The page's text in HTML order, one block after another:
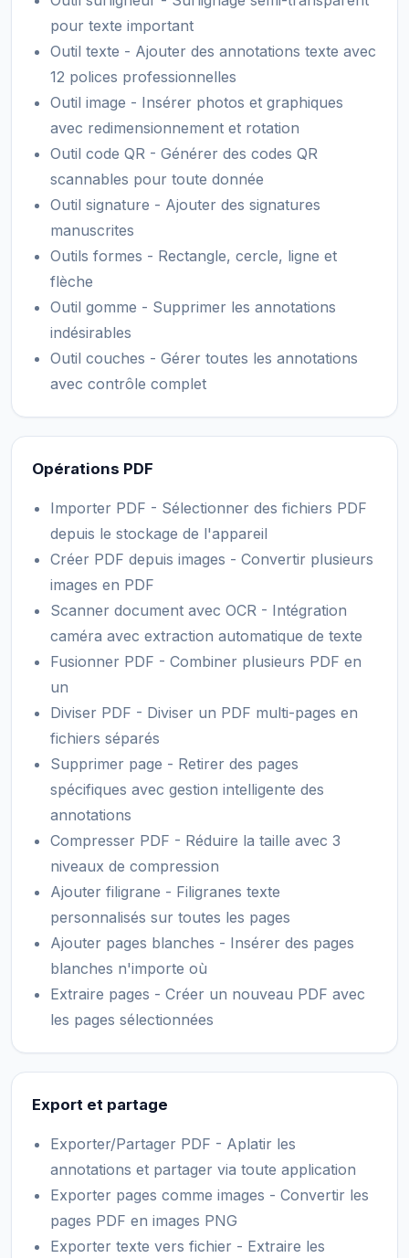
pour texte important
Outil texte - Ajouter des annotations texte avec
12 polices professionnelles
Outil image - Insérer photos et graphiques
avec redimensionnement et rotation
Outil code QR - Générer des codes QR
scannables pour toute donnée
Outil signature - Ajouter des signatures
manuscrites
Outils formes - Rectangle, cercle, ligne et
flèche
Outil gomme - Supprimer les annotations
indésirables
Outil couches - Gérer toutes les annotations
avec contrôle complet
Opérations PDF
Importer PDF - Sélectionner des fichiers PDF
depuis le stockage de l'appareil
Créer PDF depuis images - Convertir plusieurs
images en PDF
Scanner document avec OCR - Intégration
caméra avec extraction automatique de texte
Fusionner PDF - Combiner plusieurs PDF en
un
Diviser PDF - Diviser un PDF multi-pages en
fichiers séparés
Supprimer page - Retirer des pages
spécifiques avec gestion intelligente des
annotations
Compresser PDF - Réduire la taille avec 3
niveaux de compression
Ajouter filigrane - Filigranes texte
personnalisés sur toutes les pages
Ajouter pages blanches - Insérer des pages
blanches n'importe où
Extraire pages - Créer un nouveau PDF avec
les pages sélectionnées
Export et partage
Exporter/Partager PDF - Aplatir les
annotations et partager via toute application
Exporter pages comme images - Convertir les
pages PDF en images PNG
Exporter texte vers fichier - Extraire les